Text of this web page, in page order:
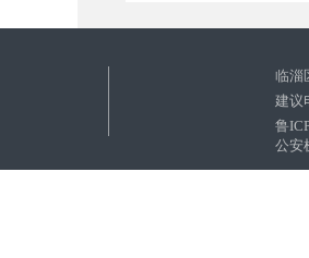
临淄
建议
鲁
公安